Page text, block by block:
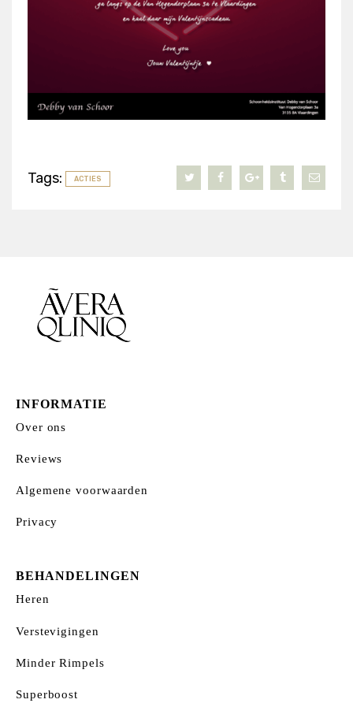
Tags: ACTIES
INFORMATIE
Over ons
Reviews
Algemene voorwaarden
Privacy
BEHANDELINGEN
Heren
Verstevigingen
Minder Rimpels
Superboost